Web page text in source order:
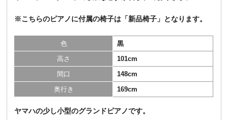
※こちらのピアノに付属の椅子は「新品椅子 」となります。
色
黒
高さ
101cm
間口
148cm
奥行き
169cm
ヤマハの少し小型のグランドピアノです。